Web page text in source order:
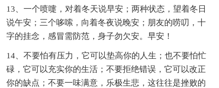
13、一个喷嚏，对着冬天说早安；两种状态，望着冬日
说午安；三个哆嗦，向着冬夜说晚安；朋友的唠叨，十
字的挂念，感冒需防范，身子勿欠安。早安！
14、不要怕有压力，它可以垫高你的人生；也不要怕忙
碌，它可以充实你的生活；不要拒绝错误，它可以改正
你的缺点；不要一味满意，乐极生悲，这往往是挫败的